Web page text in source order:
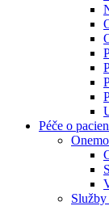
Nabídky
Objevte své
Péče o